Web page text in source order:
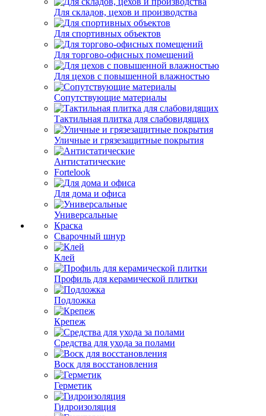
Для складов, цехов и производства
Для спортивных объектов
Для торгово-офисных помещений
Для цехов с повышенной влажностью
Сопутствующие материалы
Тактильная плитка для слабовидящих
Уличные и грязезащитные покрытия
Антистатические
Fortelook
Для дома и офиса
Универсальные
Краска
Сварочный шнур
Клей
Профиль для керамической плитки
Подложка
Крепеж
Средства для ухода за полами
Воск для восстановления
Герметик
Гидроизоляция